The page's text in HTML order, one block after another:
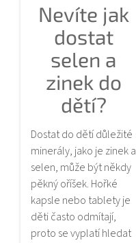
Nevíte jak
dostat
selen a
zinek do
dětí?
Dostat do dětí důležité
minerály, jako je zinek a
selen, může být někdy
pěkný oříšek. Hořké
kapsle nebo tablety je
děti často odmítají,
proto se vyplatí hledat